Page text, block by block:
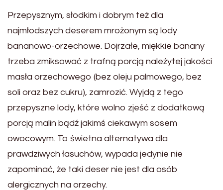
Przepysznym, słodkim i dobrym też dla
najmłodszych deserem mrożonym są lody
bananowo-orzechowe. Dojrzałe, miękkie banany
trzeba zmiksować z trafną porcją należytej jakości
masła orzechowego (bez oleju palmowego, bez
soli oraz bez cukru), zamrozić. Wyjdą z tego
przepyszne lody, które wolno zjeść z dodatkową
porcją malin bądź jakimś ciekawym sosem
owocowym. To świetna alternatywa dla
prawdziwych łasuchów, wypada jedynie nie
zapominać, że taki deser nie jest dla osób
alergicznych na orzechy.